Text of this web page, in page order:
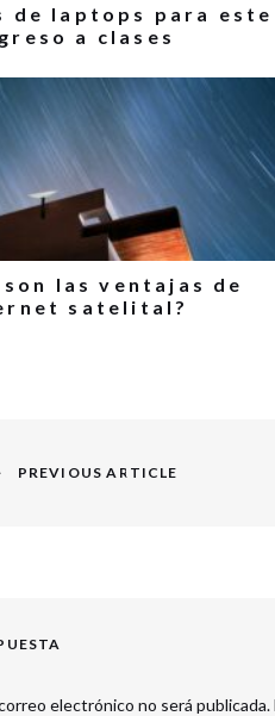
de laptops para este
a clases
son las ventajas de
satelital?
PREVIOUS ARTICLE
electrónico no será publicada.